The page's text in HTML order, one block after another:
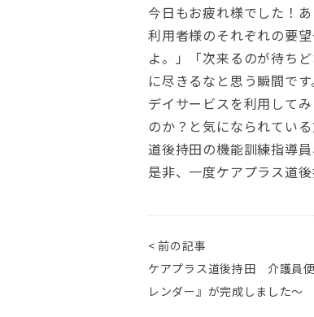
今日もお疲れ様でした！
利用者様のそれぞれの要
よ。」「次来るのが待ち
に尽きるなと思う瞬間です
デイサービスを利用して
のか？と気になられてい
道後持田の機能訓練指導
是非、一度ケアプラス道
< 前の記事
ケアプラス道後持田 介護員
レンダー』が完成しました～